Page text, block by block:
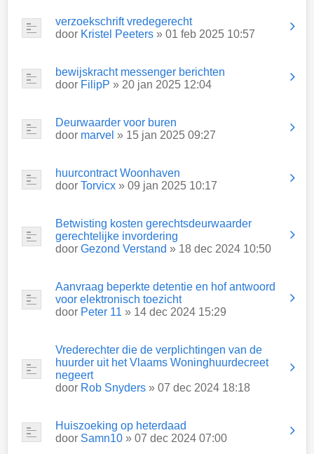
verzoekschrift vredegerecht
door Kristel Peeters » 01 feb 2025 10:57
bewijskracht messenger berichten
door FilipP » 20 jan 2025 12:04
Deurwaarder voor buren
door marvel » 15 jan 2025 09:27
huurcontract Woonhaven
door Torvicx » 09 jan 2025 10:17
Betwisting kosten gerechtsdeurwaarder
gerechtelijke invordering
door Gezond Verstand » 18 dec 2024 10:50
Aanvraag beperkte detentie en hof antwoord
voor elektronisch toezicht
door Peter 11 » 14 dec 2024 15:29
Vrederechter die de verplichtingen van de
huurder uit het Vlaams Woninghuurdecreet
negeert
door Rob Snyders » 07 dec 2024 18:18
Huiszoeking op heterdaad
door Samn10 » 07 dec 2024 07:00